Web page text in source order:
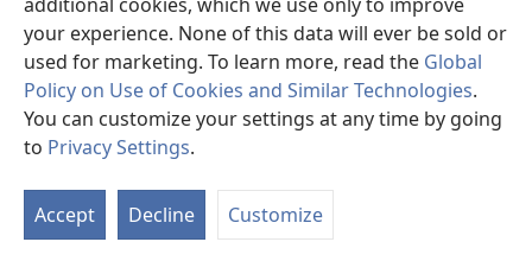
your experience. None of this data will ever be sold or
used for marketing. To learn more, read the Global
Policy on Use of Cookies and Similar Technologies.
You can customize your settings at any time by going
to Privacy Settings.
Accept Decline Customize
window)JW Hub ®
(opens
new
window)
Copyright© 2026 Watch Tower Bible and Tract Society of Pennsylvania.
MĨAO YA KŨTŨMĨA|